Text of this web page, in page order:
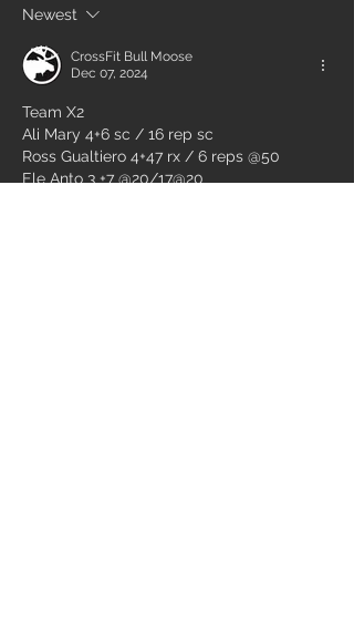
Newest
CrossFit Bull Moose
Dec 07, 2024
Team X2
Ali Mary 4+6 sc / 16 rep sc
Ross Gualtiero 4+47 rx / 6 reps @50
Ele Anto 3 +7 @20/17@20